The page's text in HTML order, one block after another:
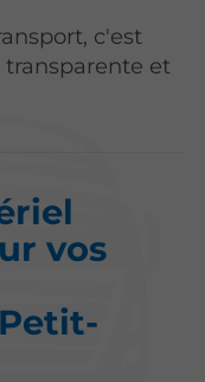
c'est
transparente et
vos